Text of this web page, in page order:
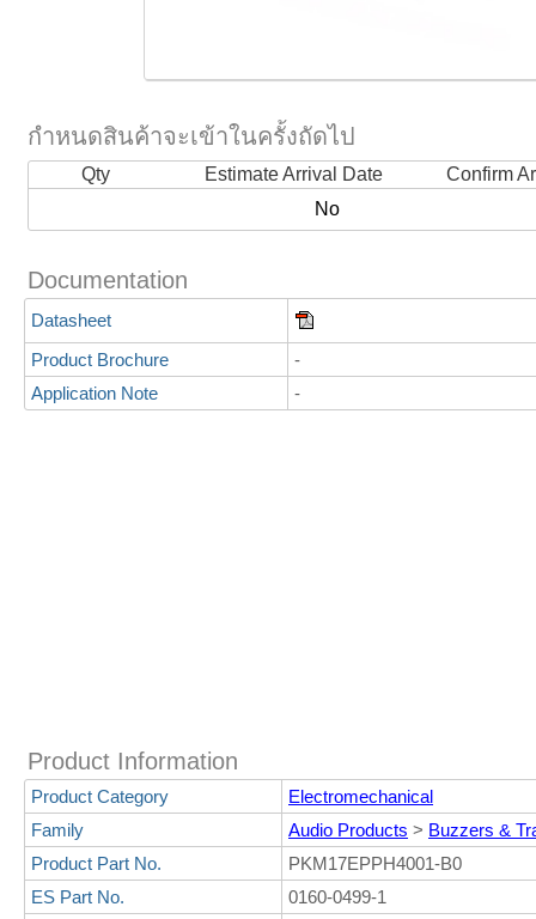
กำหนดสินค้าจะเข้าในครั้งถัดไป
Qty Estimate Arrival Date
Confirm
No
Documentation
Datasheet
Product Brochure
-
Application Note
-
Product Information
Product Category
Electromechanical
Family
Audio Products > Buzzers &
Product Part No.
PKM17EPPH4001-B0
ES Part No.
0160-0499-1